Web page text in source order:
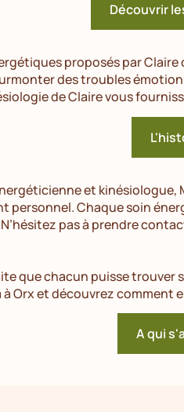
Découvrir
proposés par
des troubles
de Claire vous
et
personnel. Chaque soin
pas à prendre
que chacun puisse trouver
Orx et découvrez comment
A qui